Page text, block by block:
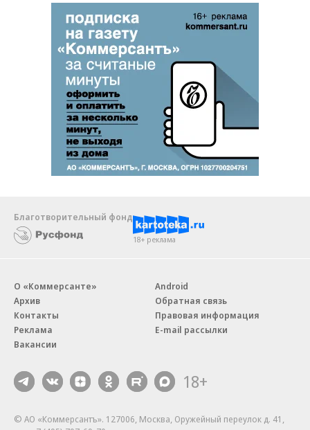
Благотворительный фонд
18+ реклама
О «Коммерсанте»
Архив
Контакты
Реклама
Вакансии
Android
Обратная связь
Правовая информация
E-mail рассылки
18+
© АО «Коммерсантъ». 127006, Москва, Оружейный переулок д. 41,